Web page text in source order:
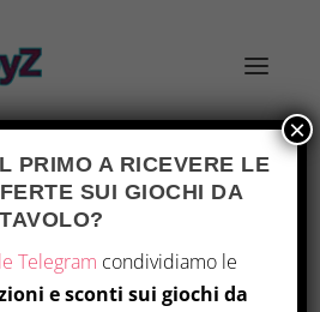
Home/ Prodotto Edition / Essential
Edition
PRIMO A RICEVERE LE
SUI GIOCHI DA
TAVOLO?
Telegram condividiamo le
e sconti sui giochi da
×